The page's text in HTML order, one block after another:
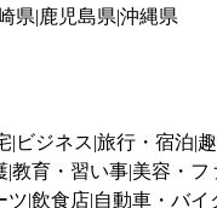
県 鹿児島県 沖縄県
ビジネス 旅行・宿泊
教育・習い事 美容・フ
ツ 飲食店 自動車・バイ